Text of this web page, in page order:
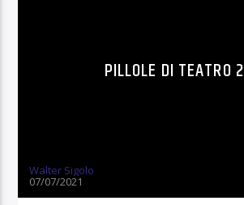
PILLOLE DI TEATRO
Walter Sigolo
07/07/2021